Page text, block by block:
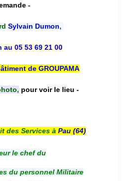
-
Sylvain Dumon,
au 05 53 69 21 00
de GROUPAMA
pour voir le lieu -
des Services à Pau (64)
le chef du
du personnel Militaire